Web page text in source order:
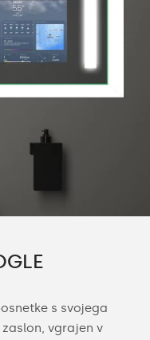
s svojega
vgrajen v